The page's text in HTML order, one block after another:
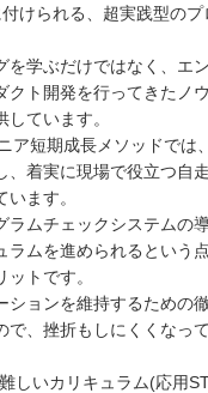
けられる、超実践型のプ
を学ぶだけではなく、エ
クト開発を行ってきたノ
ています。
ア短期成長メソッドでは
、着実に現場で役立つ自
ます。
ラムチェックシステムの
ラムを進められるという
ットです。
ションを維持するための
で、挫折もしにくくなって
しいカリキュラム(応用